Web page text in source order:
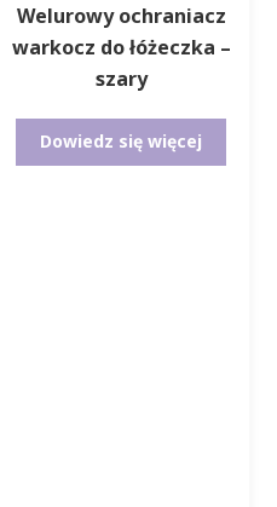
Welurowy ochraniacz
warkocz do łóżeczka –
szary
Dowiedz się więcej